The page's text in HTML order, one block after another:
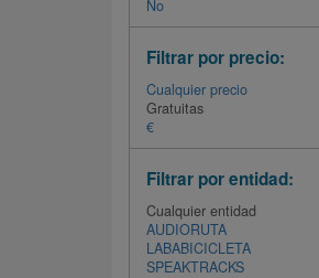
No
Filtrar por precio:
Cualquier precio
Gratuitas
€
Filtrar por entidad:
Cualquier entidad
AUDIORUTA
LABABICICLETA
SPEAKTRACKS